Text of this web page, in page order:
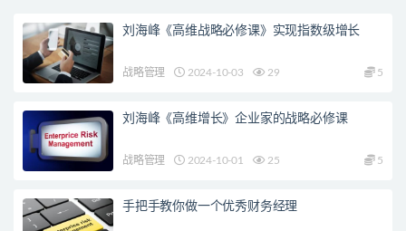
刘海峰《高维战略必修课》实现指数级增长
战略管理 2024-10-03 29 5
刘海峰《高维增长》企业家的战略必修课
战略管理 2024-10-01 25 5
手把手教你做一个优秀财务经理